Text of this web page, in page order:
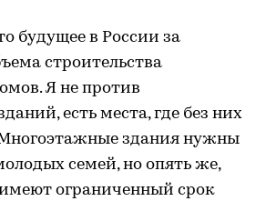
будущее в России за
строительства
Я не против
есть места, где без них
здания нужны
семей, но опять же,
ограниченный срок